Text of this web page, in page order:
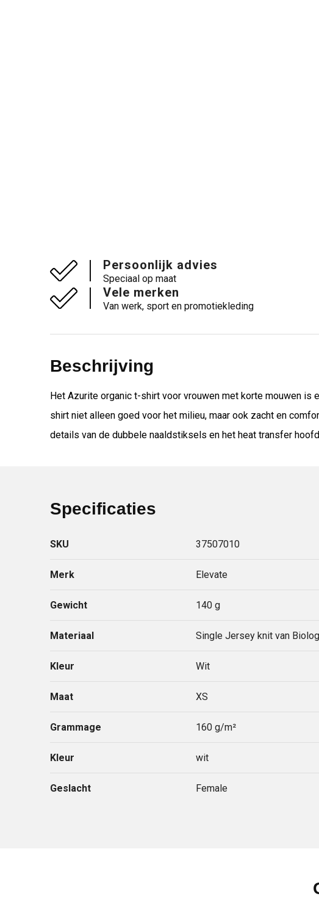
Persoonlijk advies
Speciaal op maat
Vele merken
Van werk, sport en promotiekleding
Beschrijving
Het Azurite organic t-shirt voor vrouwen met korte mouwen is
shirt niet alleen goed voor het milieu, maar ook zacht en
details van de dubbele naaldstiksels en het heat transfer
Specificaties
SKU 37507010
Merk Elevate
Gewicht 140 g
Materiaal Single Jersey knit van
Kleur Wit
Maat XS
Grammage 160 g/m²
Kleur wit
Geslacht Female